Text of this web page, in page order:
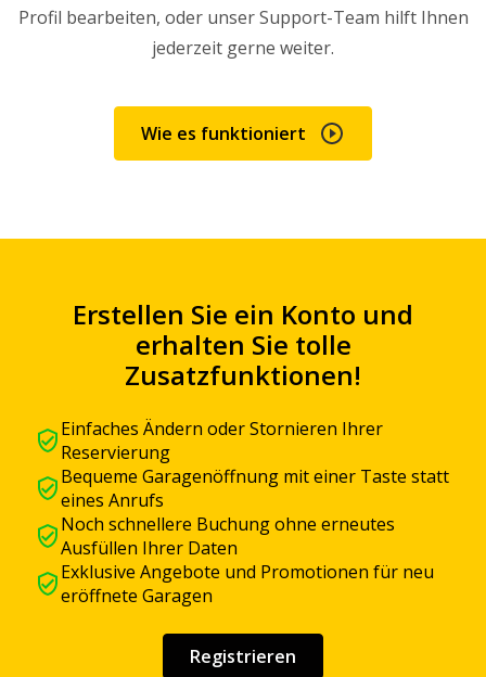
Profil bearbeiten, oder unser Support-Team hilft Ihnen
jederzeit gerne weiter.
Wie es funktioniert
Erstellen Sie ein Konto und
erhalten Sie tolle
Zusatzfunktionen!
Einfaches Ändern oder Stornieren Ihrer
Reservierung
Bequeme Garagenöffnung mit einer Taste statt
eines Anrufs
Noch schnellere Buchung ohne erneutes
Ausfüllen Ihrer Daten
Exklusive Angebote und Promotionen für neu
eröffnete Garagen
Registrieren